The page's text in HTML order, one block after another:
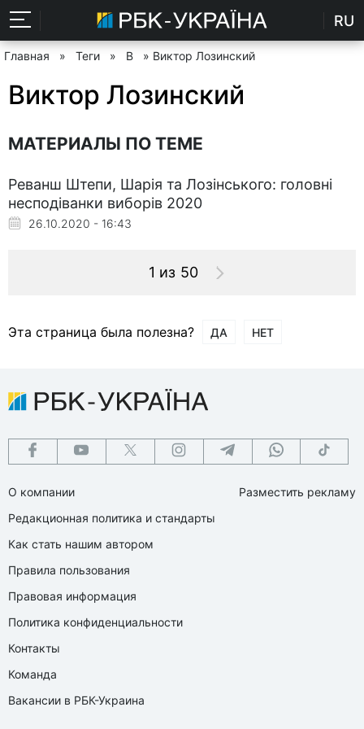
RU
Главная » Теги » В » Виктор Лозинский
Виктор Лозинский
МАТЕРИАЛЫ ПО ТЕМЕ
Реванш Штепи, Шарія та Лозінського: головні
несподіванки виборів 2020
26.10.2020 - 16:43
1 из 50
Эта страница была полезна? ДА НЕТ
О компании
Редакционная политика и стандарты
Как стать нашим автором
Правила пользования
Правовая информация
Политика конфиденциальности
Контакты
Команда
Вакансии в РБК-Украина
Разместить рекламу